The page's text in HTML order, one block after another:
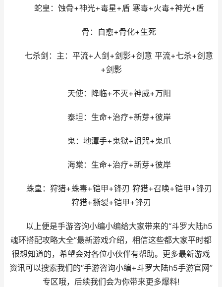
蛇皇：蚀骨+神光+毒星+盾 寒毒+火毒+神光+盾
骨：自愈+骨化+生死
七杀剑：主：平流+人剑+剑影+剑意 平流+七杀+剑意
+剑影
天使：降临+不灭+神威+万阳
泰坦：生命+治疗+新芽+彼岸
鬼：地潭手+鬼狱+诅咒+鬼爪
海棠：生命+治疗+新芽+彼岸
蛛皇：狩猎+蛛毒+铠甲+锋刃 狩猎+召唤+铠甲+锋刃
狩猎+撕裂+铠甲+锋刃
以上便是手游咨询小编小编给大家带来的“斗罗大陆h5
魂环搭配攻略大全”最新游戏介绍，相信这些都大家平时都
很想知道的，希望会对各位小伙伴有帮助。更多最新游戏
资讯可以搜索我们的“手游咨询小编+斗罗大陆h5手游官网”
专区哦，后续我们会为你带来更多爆料!